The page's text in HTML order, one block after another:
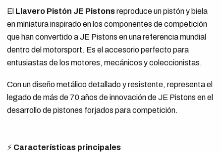
El Llavero Pistón JE Pistonsreproduce un pistón y biela
en miniatura inspirado en los componentes de competición
que han convertido a JE Pistons en una referencia mundial
dentro del motorsport. Es el accesorio perfecto para
entusiastas de los motores, mecánicos y coleccionistas.
Con un diseño metálico detallado y resistente, representa el
legado de más de 70 años de innovación de JE Pistons en el
desarrollo de pistones forjados para competición.
⚡ Características principales